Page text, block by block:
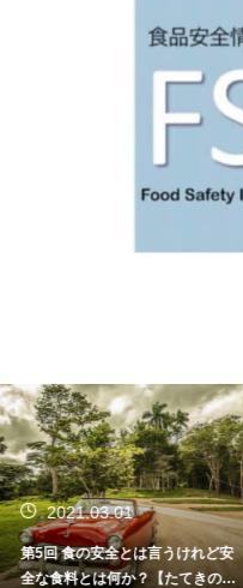
2020.12.23
グリホサートとASDの関連は確認
されず！ 千葉大学発表の動物実